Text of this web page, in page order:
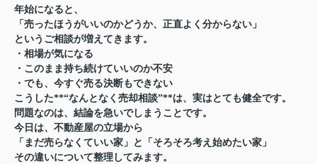
年始になると、
「売ったほうがいいのかどうか、正直よく分からない」
というご相談が増えてきます。
・相場が気になる
・このまま持ち続けていいのか不安
・でも、今すぐ売る決断もできない
こうした**“なんとなく売却相談”**は、実はとても健全です。
問題なのは、結論を急いでしまうことです。
今日は、不動産屋の立場から
「まだ売らなくていい家」と「そろそろ考え始めたい家」
その違いについて整理してみます。